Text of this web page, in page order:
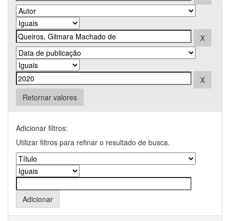
Retornar valores
Adicionar filtros:
Utilizar filtros para refinar o resultado de busca.